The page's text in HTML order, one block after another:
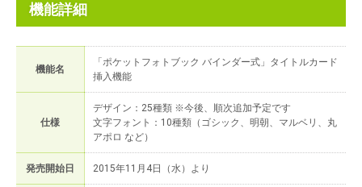
機能詳細
機能名
「ポケットフォトブック バインダー式」タイトルカード
挿入機能
仕様
デザイン：25種類 ※今後、順次追加予定です
文字フォント：10種類（ゴシック、明朝、マルベリ、丸
アポロ など）
発売開始日 2015年11月4日（水）より